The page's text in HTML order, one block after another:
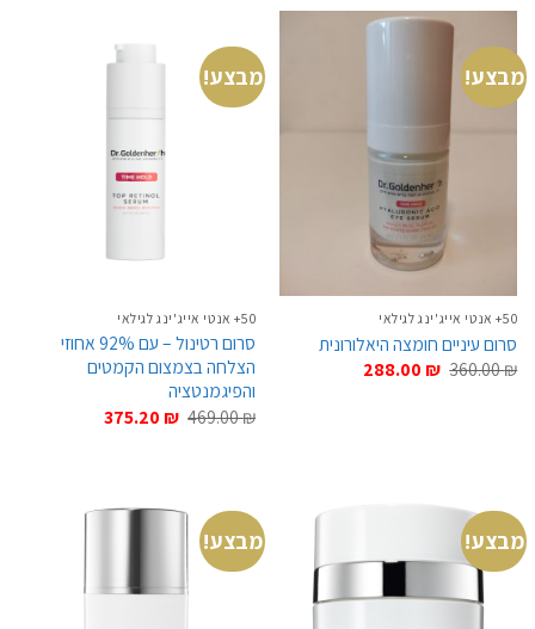
מבצע!
50+ אנטי אייג'ינג לגילאי
סרום עיניים חומצה היאלורונית
360.00₪ המחיר288.00 ₪
מבצע!
50+ אנטי אייג'ינג לגילאי
סרום רטינול – עם 92% אחוזי
הצלחה בצמצום הקמטים
והפיגמנטציה
469.00₪ המחיר375.20 ₪ המחיר
מבצע! מבצע!